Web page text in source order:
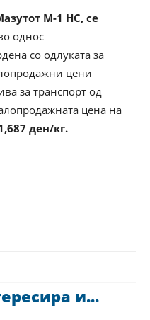
М-1 НС, се
однос
со одлуката за
цени
за транспорт од
цена на
ден/кг.
и...